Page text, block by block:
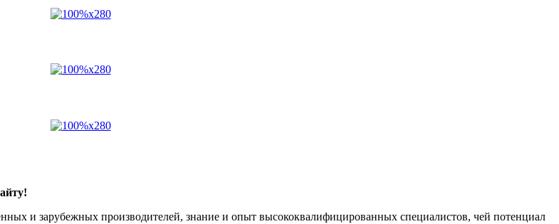
и зарубежных производителей, знание и опыт высококвалифицированных специалистов, чей потенциал